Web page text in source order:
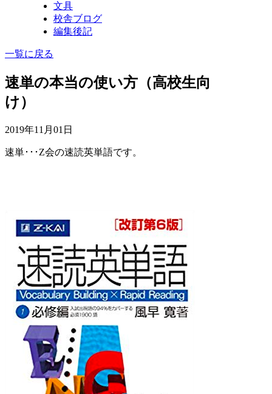
文具
校舎ブログ
編集後記
一覧に戻る
速単の本当の使い方（高校生向
け）
2019年11月01日
速単･･･Z会の速読英単語です。